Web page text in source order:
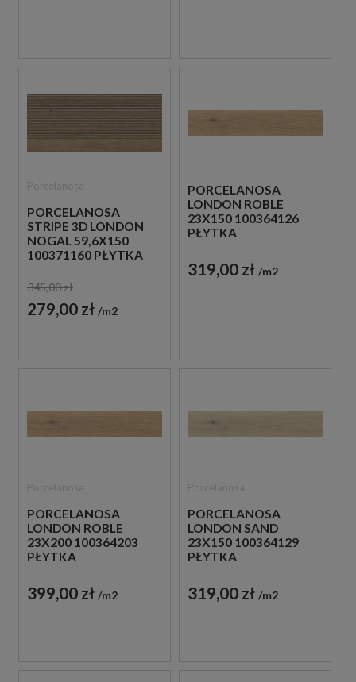
PORCELANOSA
STRIPE 3D LONDON
NOGAL 59,6X150
100371160 PŁYTKA
DREWNOPODOBNA
345,00 zł
279,00 zł m2
PORCELANOSA
LONDON ROBLE
23X150 100364126
PŁYTKA
319,00 zł m2
PORCELANOSA
LONDON ROBLE
23X200 100364203
PŁYTKA
399,00 zł m2
PORCELANOSA
LONDON SAND
23X150 100364129
PŁYTKA
319,00 zł m2